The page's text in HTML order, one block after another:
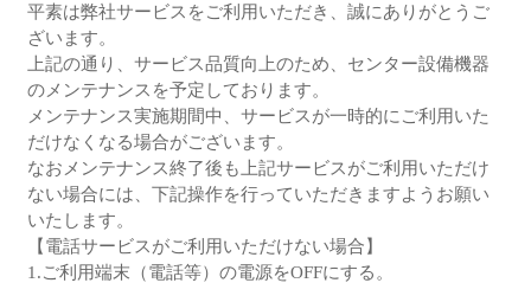
平素は弊社サービスをご利用いただき、誠にありがとうご
ざいます。
上記の通り、サービス品質向上のため、センター設備機器
のメンテナンスを予定しております。
メンテナンス実施期間中、サービスが一時的にご利用いた
だけなくなる場合がございます。
なおメンテナンス終了後も上記サービスがご利用いただけ
ない場合には、下記操作を行っていただきますようお願い
いたします。
【電話サービスがご利用いただけない場合】
1.ご利用端末（電話等）の電源をOFFにする。